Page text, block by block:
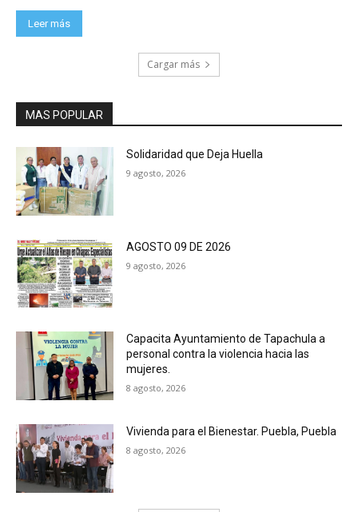
Leer más
Cargar más
MAS POPULAR
Solidaridad que Deja Huella
9 agosto, 2026
AGOSTO 09 DE 2026
9 agosto, 2026
Capacita Ayuntamiento de Tapachula a
personal contra la violencia hacia las
mujeres.
8 agosto, 2026
Vivienda para el Bienestar. Puebla, Puebla
8 agosto, 2026